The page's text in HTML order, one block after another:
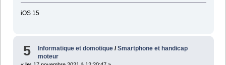
iOS 15
5 Informatique et domotique /Smartphone et handicap
moteur